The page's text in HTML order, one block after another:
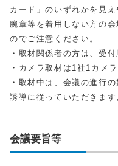
カード」のいずれかを見
腕章等を着用しない方の
のでご注意ください。
・取材関係者の方は、受
・カメラ取材は1社1カメ
・取材中は、会議の進行
誘導に従っていただきます
会議要旨等